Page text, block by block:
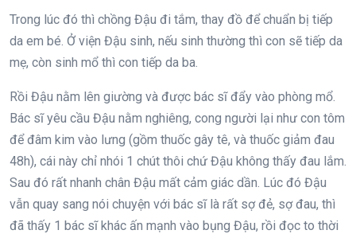
Trong lúc đó thì chồng Đậu đi tắm, thay đồ để chuẩn bị tiếp
da em bé. Ở viện Đậu sinh, nếu sinh thường thì con sẽ tiếp da
mẹ, còn sinh mổ thì con tiếp da ba.
Rồi Đậu nằm lên giường và được bác sĩ đẩy vào phòng mổ.
Bác sĩ yêu cầu Đậu nằm nghiêng, cong người lại như con tôm
để đâm kim vào lưng (gồm thuốc gây tê, và thuốc giảm đau
48h), cái này chỉ nhói 1 chút thôi chứ Đậu không thấy đau lắm.
Sau đó rất nhanh chân Đậu mất cảm giác dần. Lúc đó Đậu
vẫn quay sang nói chuyện với bác sĩ là rất sợ đẻ, sợ đau, thì
đã thấy 1 bác sĩ khác ấn mạnh vào bụng Đậu, rồi đọc to thời